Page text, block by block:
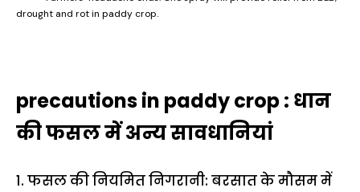
drought and rot in paddy crop.
precautions in paddy crop : धान
की फसल में अन्य सावधानियां
1. फसल की नियमित निगरानी: बरसात के मौसम में